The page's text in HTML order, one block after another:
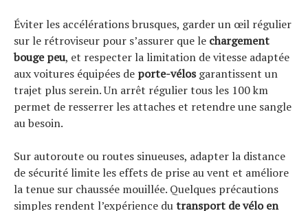
Éviter les accélérations brusques, garder un œil régulier
sur le rétroviseur pour s’assurer que le chargement
bouge peu, et respecter la limitation de vitesse adaptée
aux voitures équipées de porte-vélosgarantissent un
trajet plus serein. Un arrêt régulier tous les 100 km
permet de resserrer les attaches et retendre une sangle
au besoin.
Sur autoroute ou routes sinueuses, adapter la distance
de sécurité limite les effets de prise au vent et améliore
la tenue sur chaussée mouillée. Quelques précautions
simples rendent l’expérience dutransport de vélo en